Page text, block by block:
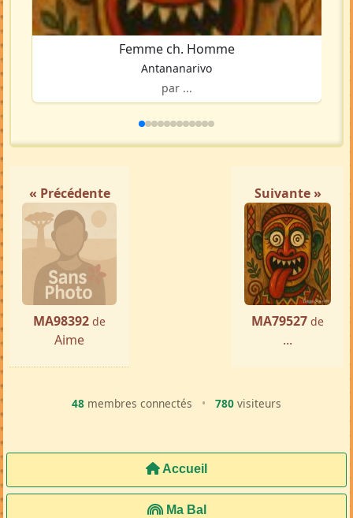
Femme ch. Homme
Antananarivo
par ...
« Précédente
MA98392 de
Aime
Suivante »
MA79527 de
...
48 membres connectés • 780 visiteurs
Accueil
Ma Bal